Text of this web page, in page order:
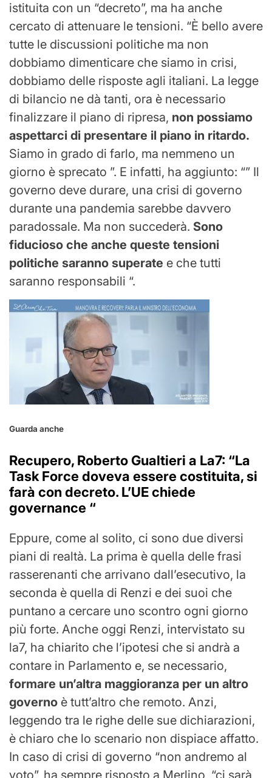
istituita con un “decreto”, ma ha anche
cercato di attenuare le tensioni. “È bello avere
tutte le discussioni politiche ma non
dobbiamo dimenticare che siamo in crisi,
dobbiamo delle risposte agli italiani. La legge
di bilancio ne dà tanti, ora è necessario
finalizzare il piano di ripresa, non possiamo
aspettarci di presentare il piano in ritardo.
Siamo in grado di farlo, ma nemmeno un
giorno è sprecato ”. E infatti, ha aggiunto: “” Il
governo deve durare, una crisi di governo
durante una pandemia sarebbe davvero
paradossale. Ma non succederà. Sono
fiducioso che anche queste tensioni
politiche saranno superate e che tutti
saranno responsabili “.
Guarda anche
Recupero, Roberto Gualtieri a La7: “La
Task Force doveva essere costituita, si
farà con decreto. L’UE chiede
governance “
Eppure, come al solito, ci sono due diversi
piani di realtà. La prima è quella delle frasi
rasserenanti che arrivano dall’esecutivo, la
seconda è quella di Renzi e dei suoi che
puntano a cercare uno scontro ogni giorno
più forte. Anche oggi Renzi, intervistato su
la7, ha chiarito che l’ipotesi che si andrà a
contare in Parlamento e, se necessario,
formare un’altra maggioranza per un altro
governo è tutt’altro che remoto. Anzi,
leggendo tra le righe delle sue dichiarazioni,
è chiaro che lo scenario non dispiace affatto.
In caso di crisi di governo “non andremo al
voto”, ha sempre risposto a Merlino, “ci sarà